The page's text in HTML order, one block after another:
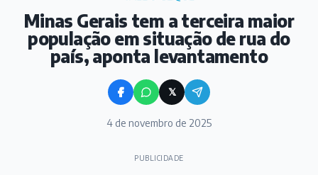
Minas Gerais tem a terceira maior
população em situação de rua do
país, aponta levantamento
𝕏
4 de novembro de 2025
PUBLICIDADE